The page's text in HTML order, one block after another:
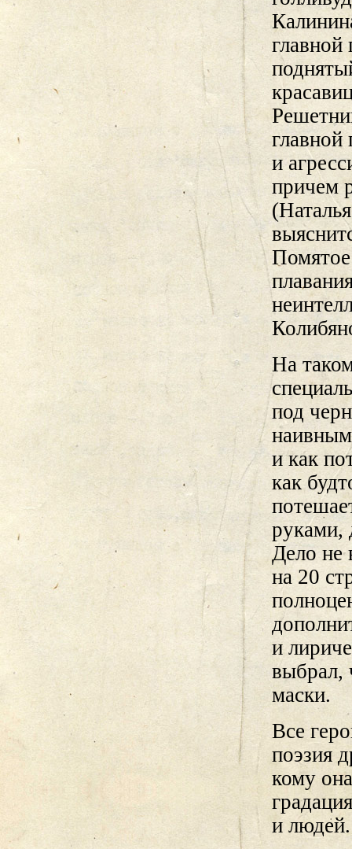
и
причем
Помятое
На
под
и как
как
руками,
Дело не
на 20
и
выбрал,
маски.
Все
поэзия
кому
и людей.